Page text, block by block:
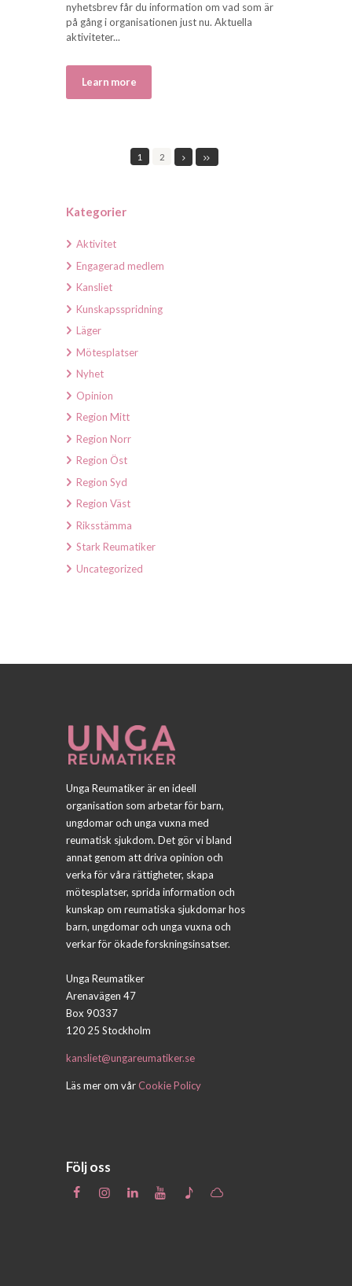
nyhetsbrev får du information om vad som är
på gång i organisationen just nu. Aktuella
aktiviteter...
Learn more
1 2
Kategorier
Aktivitet
Engagerad medlem
Kansliet
Kunskapsspridning
Läger
Mötesplatser
Nyhet
Opinion
Region Mitt
Region Norr
Region Öst
Region Syd
Region Väst
Riksstämma
Stark Reumatiker
Uncategorized
Unga Reumatiker är en ideell
organisation som arbetar för barn,
ungdomar och unga vuxna med
reumatisk sjukdom. Det gör vi bland
annat genom att driva opinion och
verka för våra rättigheter, skapa
mötesplatser, sprida information och
kunskap om reumatiska sjukdomar hos
barn, ungdomar och unga vuxna och
verkar för ökade forskningsinsatser.
Unga Reumatiker
Arenavägen 47
Box 90337
120 25 Stockholm
kansliet@ungareumatiker.se
Läs mer om vårCookie Policy
Följ oss